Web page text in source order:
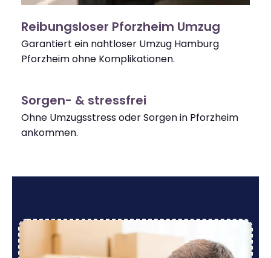
Reibungsloser Pforzheim Umzug
Garantiert ein nahtloser Umzug Hamburg
Pforzheim ohne Komplikationen.
Sorgen- & stressfrei
Ohne Umzugsstress oder Sorgen in Pforzheim
ankommen.